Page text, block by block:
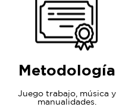
Metodología
Juego trabajo, música y
manualidades.